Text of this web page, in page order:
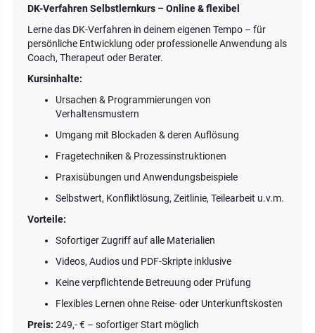
DK-Verfahren Selbstlernkurs – Online & flexibel
Lerne das DK-Verfahren in deinem eigenen Tempo – für
persönliche Entwicklung oder professionelle Anwendung als
Coach, Therapeut oder Berater.
Kursinhalte:
Ursachen & Programmierungen von
Verhaltensmustern
Umgang mit Blockaden & deren Auflösung
Fragetechniken & Prozessinstruktionen
Praxisübungen und Anwendungsbeispiele
Selbstwert, Konfliktlösung, Zeitlinie, Teilearbeit u.v.m.
Vorteile:
Sofortiger Zugriff auf alle Materialien
Videos, Audios und PDF-Skripte inklusive
Keine verpflichtende Betreuung oder Prüfung
Flexibles Lernen ohne Reise- oder Unterkunftskosten
Preis: 249,- € – sofortiger Start möglich